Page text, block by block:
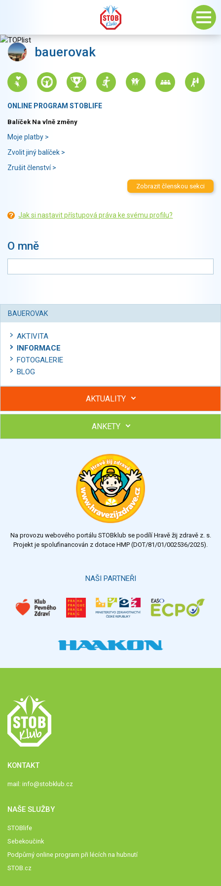
bauerovak
ONLINE PROGRAM STOBLIFE
Balíček Na vlně změny
Moje platby >
Zvolit jiný balíček >
Zrušit členství >
Zobrazit členskou sekci
Jak si nastavit přístupová práva ke svému profilu?
O mně
BAUEROVAK
AKTIVITA
INFORMACE
FOTOGALERIE
BLOG
AKTUALITY
Hubněte s podporou lektorky a skupiny v kurzech STOBu
Chcete poradit s hubnutím? Najděte si odborníka STOBu ve
ANKETY
Výsledky Všechny ankety
Na provozu webového portálu STOBklub se podílí Hravě žij zdravě z. s.
Projekt je spolufinancován z dotace HMP (DOT/81/01/002536/2025).
NAŠI PARTNEŘI
KONTAKT
mail: info@stobklub.cz
NAŠE SLUŽBY
STOBlife
Sebekoučink
Podpůrný online program při lécích na hubnutí
STOB.cz